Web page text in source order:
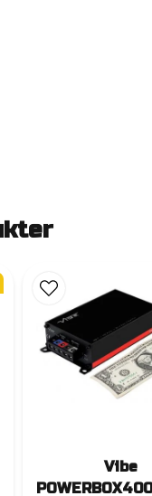
Vibe